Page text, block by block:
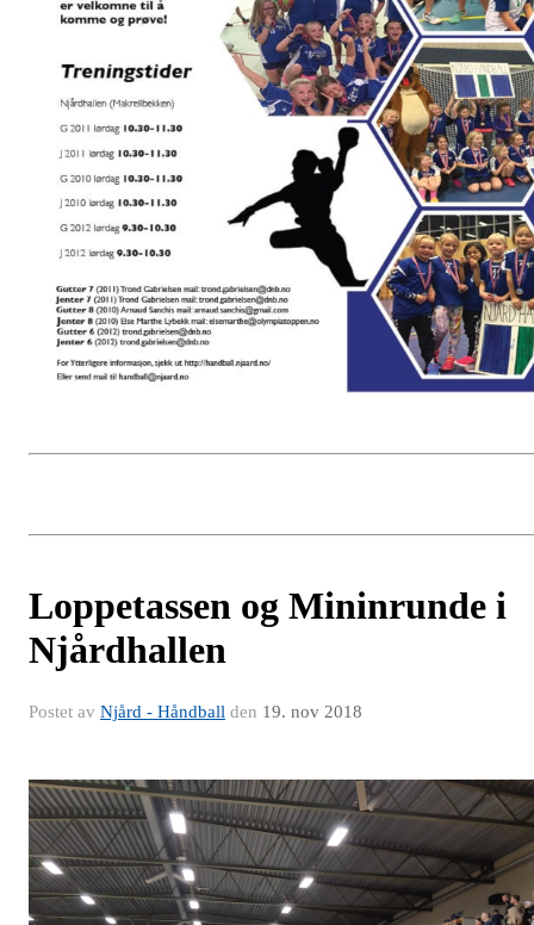
Loppetassen og Mininrunde i
Njårdhallen
Postet av Njård - Håndball den 19. nov 2018